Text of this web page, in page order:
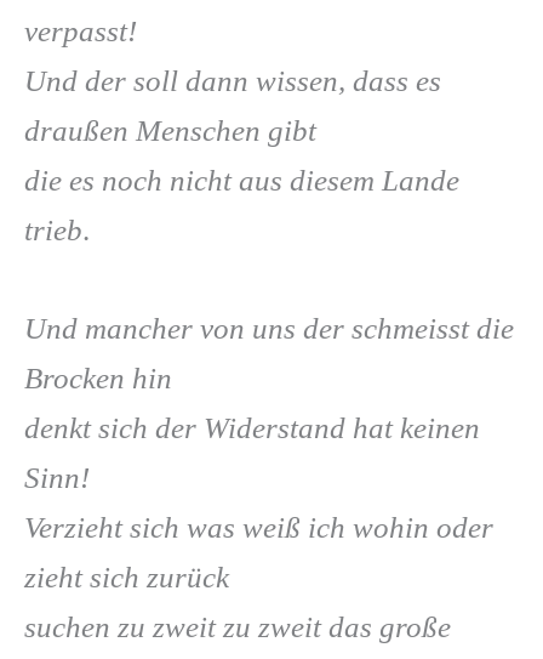
verpasst!
Und der soll dann wissen, dass es
draußen Menschen gibt
die es noch nicht aus diesem Lande
trieb.
Und mancher von uns der schmeisst die
Brocken hin
denkt sich der Widerstand hat keinen
Sinn!
Verzieht sich was weiß ich wohin oder
zieht sich zurück
suchen zu zweit zu zweit das große